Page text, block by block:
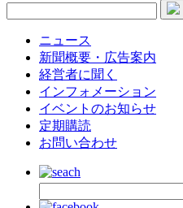
ニュース
新聞概要・広告案内
経営者に聞く
インフォメーション
イベントのお知らせ
定期購読
お問い合わせ